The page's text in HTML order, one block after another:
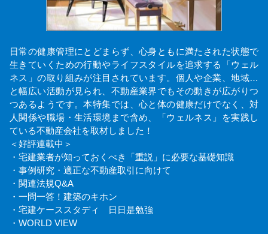
日常の健康管理にとどまらず、心身ともに満たされた状態で
生きていくための行動やライフスタイルを追求する「ウェル
ネス」の取り組みが注目されています。個人や企業、地域…
と幅広い活動が見られ、不動産業界でもその動きが広がりつ
つあるようです。本特集では、心と体の健康だけでなく、対
人関係や職場・生活環境まで含め、「ウェルネス」を実践し
ている不動産会社を取材しました！
＜好評連載中＞
・宅建業者が知っておくべき「重説」に必要な基礎知識
・事例研究・適正な不動産取引に向けて
・関連法規Q&A
・一問一答！建築のキホン
・宅建ケーススタディ 日日是勉強
・WORLD VIEW